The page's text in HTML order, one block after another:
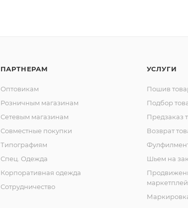
ПАРТНЕРАМ
Оптовикам
Розничным магазинам
Сетевым магазинам
Совместные покупки
Типографиям
Спец. Одежда
Корпоративная одежда
Сотрудничество
УСЛУГИ
Пошив
Подбор
Предзаказ
Возврат
Шьем на